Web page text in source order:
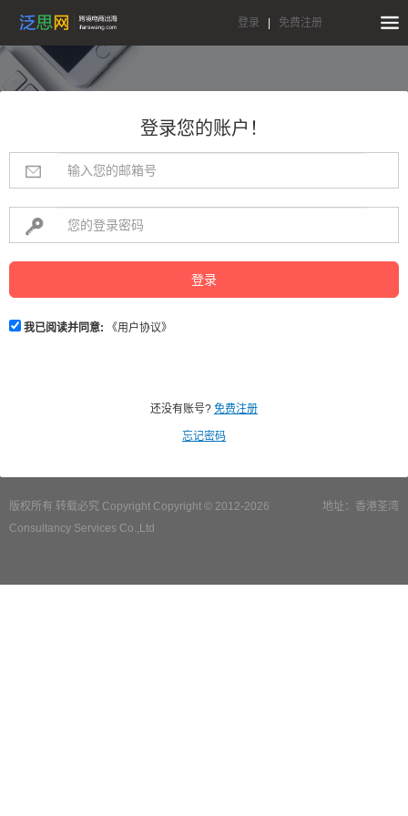
登录 免费注册
登录您的账户！
登录
我已阅读并同意: 《用户协议》
还没有账号? 免费注册
忘记密码
地址：香港荃湾
版权所有 转载必究 Copyright Copyright © 2012-2026
Consultancy Services Co.,Ltd